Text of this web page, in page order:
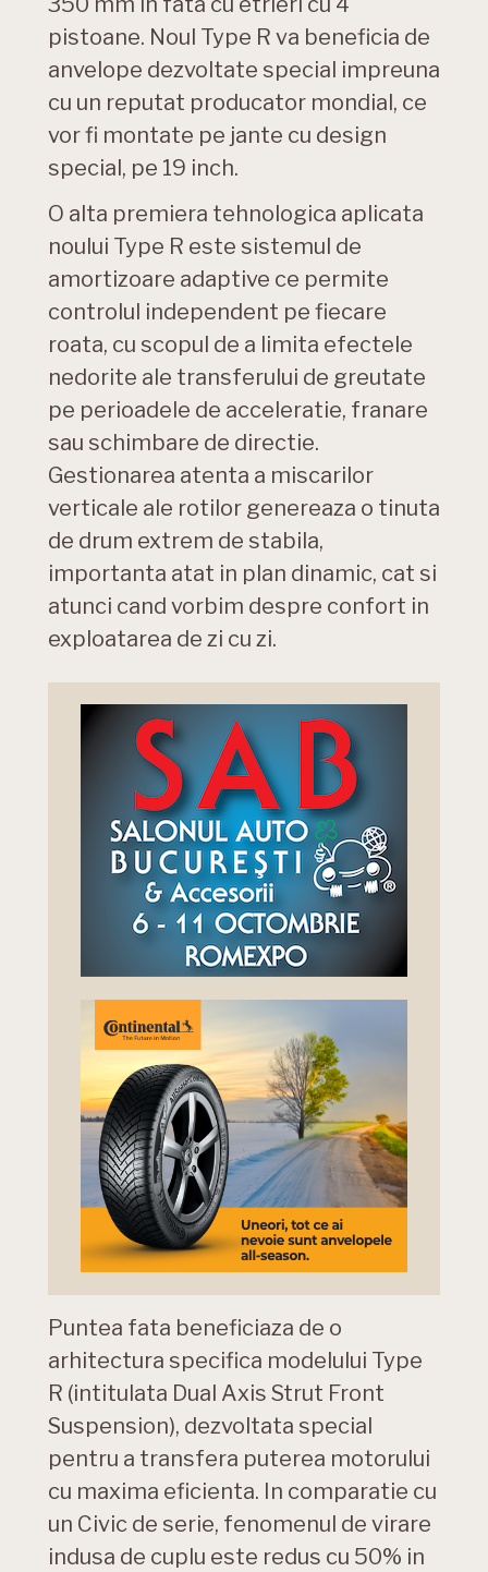
pistoane. Noul Type R va beneficia de
anvelope dezvoltate special impreuna
cu un reputat producator mondial, ce
vor fi montate pe jante cu design
special, pe 19 inch.
O alta premiera tehnologica aplicata
noului Type R este sistemul de
amortizoare adaptive ce permite
controlul independent pe fiecare
roata, cu scopul de a limita efectele
nedorite ale transferului de greutate
pe perioadele de acceleratie, franare
sau schimbare de directie.
Gestionarea atenta a miscarilor
verticale ale rotilor genereaza o tinuta
de drum extrem de stabila,
importanta atat in plan dinamic, cat si
atunci cand vorbim despre confort in
exploatarea de zi cu zi.
Puntea fata beneficiaza de o
arhitectura specifica modelului Type
R (intitulata Dual Axis Strut Front
Suspension), dezvoltata special
pentru a transfera puterea motorului
cu maxima eficienta. In comparatie cu
un Civic de serie, fenomenul de virare
indusa de cuplu este redus cu 50% in